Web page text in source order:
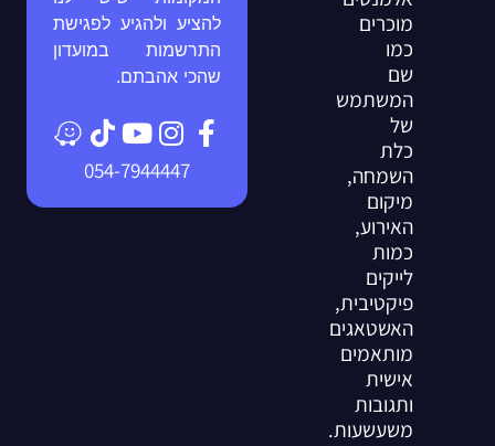
מוכרים
כמו
שם
המשתמש
של
כלת
השמחה,
מיקום
האירוע,
כמות
לייקים
פיקטיבית,
האשטאגים
מותאמים
אישית
ותגובות
משעשעות.
להציע ולהגיע לפגישת
התרשמות במועדון
שהכי אהבתם.
054-7944447